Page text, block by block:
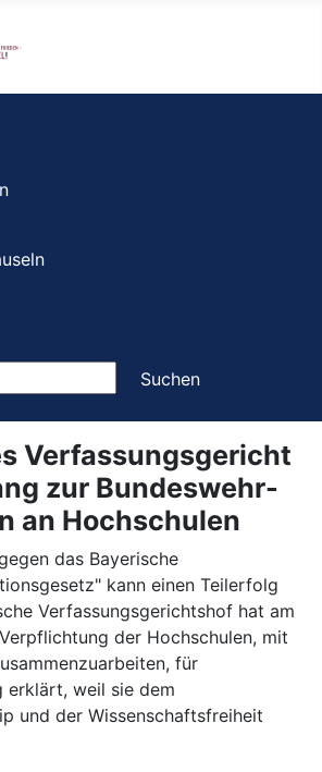
Suchen
Verfassungsgericht
zur Bundeswehr-
an Hochschulen
das Bayerische
kann einen Teilerfolg
Verfassungsgerichtshof hat am
der Hochschulen, mit
für
erklärt, weil sie dem
und der Wissenschaftsfreiheit